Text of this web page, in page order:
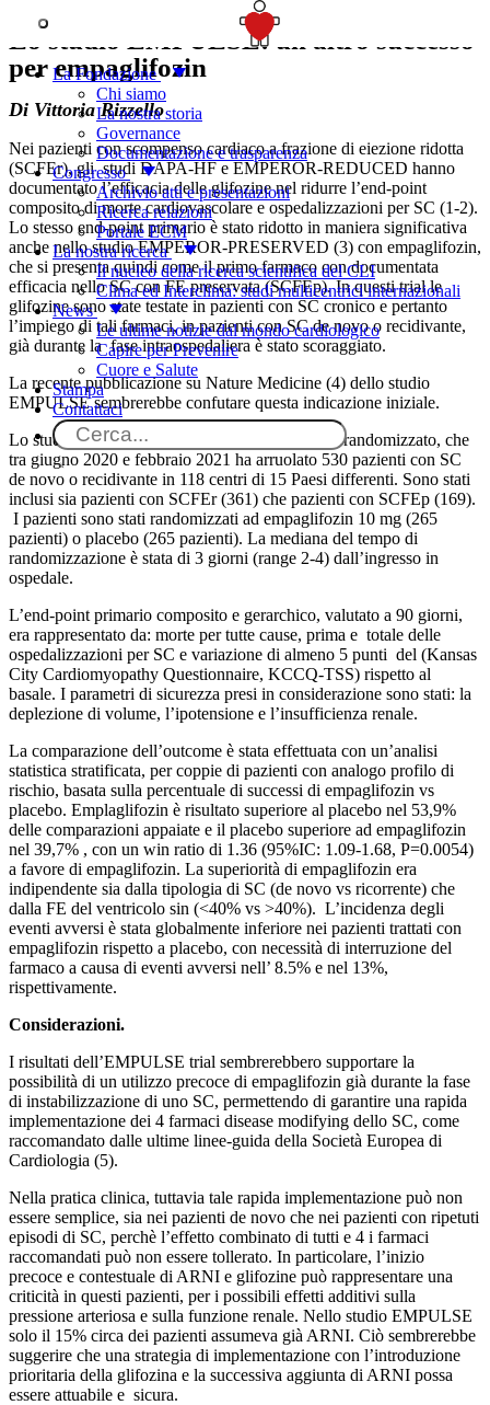
La Fondazione
Chi siamo
La nostra storia
Governance
Documentazione e trasparenza
Congresso
Archivio atti e presentazioni
Ricerca relazioni
Portale ECM
La nostra ricerca
Il nucleo della ricerca scientifica del CLI
Clima ed Interclima: studi multicentrici internazionali
News
Le ultime notizie dal mondo cardiologico
Capire per Prevenire
Cuore e Salute
Stampa
Contattaci
Lo studio EMPULSE: un altro successo
per empaglifozin
Di Vittoria Rizzello
Nei pazienti con scompenso cardiaco a frazione di eiezione ridotta
(SCFEr), gli studi DAPA-HF e EMPEROR-REDUCED hanno
documentato l’efficacia delle glifozine nel ridurre l’end-point
composito di morte cardiovascolare e ospedalizzazioni per SC (1-2).
Lo stesso end-point primario è stato ridotto in maniera significativa
anche nello studio EMPEROR-PRESERVED (3) con empaglifozin,
che si presenta quindi come il primo farmaco con documentata
efficacia nello SC con FE preservata (SCFEp). In questi trial le
glifozine sono state testate in pazienti con SC cronico e pertanto
l’impiego di tali farmaci, in pazienti con SC de novo o recidivante,
già durante la fase intraospedaliera è stato scoraggiato.
La recente pubblicazione su Nature Medicine (4) dello studio
EMPULSE sembrerebbe confutare questa indicazione iniziale.
Lo studio EMPULSE è un trial in doppio cieco, randomizzato, che
tra giugno 2020 e febbraio 2021 ha arruolato 530 pazienti con SC
de novo o recidivante in 118 centri di 15 Paesi differenti. Sono stati
inclusi sia pazienti con SCFEr (361) che pazienti con SCFEp (169).
I pazienti sono stati randomizzati ad empaglifozin 10 mg (265
pazienti) o placebo (265 pazienti). La mediana del tempo di
randomizzazione è stata di 3 giorni (range 2-4) dall’ingresso in
ospedale.
L’end-point primario composito e gerarchico, valutato a 90 giorni,
era rappresentato da: morte per tutte cause, prima e totale delle
ospedalizzazioni per SC e variazione di almeno 5 punti del (Kansas
City Cardiomyopathy Questionnaire, KCCQ-TSS) rispetto al
basale. I parametri di sicurezza presi in considerazione sono stati: la
deplezione di volume, l’ipotensione e l’insufficienza renale.
La comparazione dell’outcome è stata effettuata con un’analisi
statistica stratificata, per coppie di pazienti con analogo profilo di
rischio, basata sulla percentuale di successi di empaglifozin vs
placebo. Emplaglifozin è risultato superiore al placebo nel 53,9%
delle comparazioni appaiate e il placebo superiore ad empaglifozin
nel 39,7% , con un win ratio di 1.36 (95%IC: 1.09-1.68, P=0.0054)
a favore di empaglifozin. La superiorità di empaglifozin era
indipendente sia dalla tipologia di SC (de novo vs ricorrente) che
dalla FE del ventricolo sin (<40% vs >40%). L’incidenza degli
eventi avversi è stata globalmente inferiore nei pazienti trattati con
empaglifozin rispetto a placebo, con necessità di interruzione del
farmaco a causa di eventi avversi nell’ 8.5% e nel 13%,
rispettivamente.
Considerazioni.
I risultati dell’EMPULSE trial sembrerebbero supportare la
possibilità di un utilizzo precoce di empaglifozin già durante la fase
di instabilizzazione di uno SC, permettendo di garantire una rapida
implementazione dei 4 farmaci disease modifying dello SC, come
raccomandato dalle ultime linee-guida della Società Europea di
Cardiologia (5).
Nella pratica clinica, tuttavia tale rapida implementazione può non
essere semplice, sia nei pazienti de novo che nei pazienti con ripetuti
episodi di SC, perchè l’effetto combinato di tutti e 4 i farmaci
raccomandati può non essere tollerato. In particolare, l’inizio
precoce e contestuale di ARNI e glifozine può rappresentare una
criticità in questi pazienti, per i possibili effetti additivi sulla
pressione arteriosa e sulla funzione renale. Nello studio EMPULSE
solo il 15% circa dei pazienti assumeva già ARNI. Ciò sembrerebbe
suggerire che una strategia di implementazione con l’introduzione
prioritaria della glifozina e la successiva aggiunta di ARNI possa
essere attuabile e sicura.